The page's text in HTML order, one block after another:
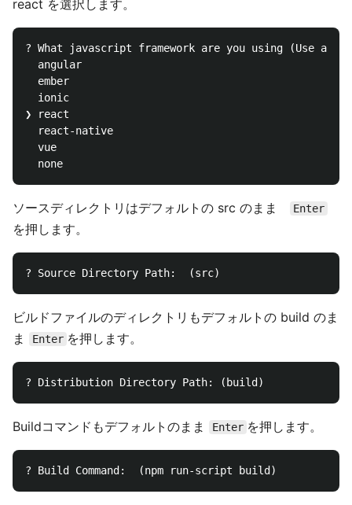
react を選択します。
? What javascript framework are you using (Use
  angular
  ember
  ionic
❯ react
  react-native
  vue
ソースディレクトリはデフォルトの src のまま Enter
を押します。
ビルドファイルのディレクトリもデフォルトの build のま
ま
Enter を押します。
Buildコマンドもデフォルトのまま Enter を押します。